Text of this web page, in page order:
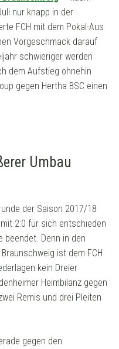
nur knapp in der
FCH mit dem Pokal-Aus
Vorgeschmack darauf
schwieriger werden
dem Aufstieg ohnehin
gegen Hertha BSC einen
Umbau
der Saison 2017/18
2:0 für sich entschieden
beendet. Denn in den
ist dem FCH
kein Dreier
Heimbilanz gegen
Remis und drei Pleiten
gegen den